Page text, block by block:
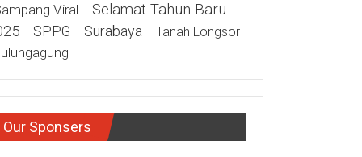
Viral
Selamat Tahun Baru
SPPG Surabaya Tanah Longsor
Our Sponsers